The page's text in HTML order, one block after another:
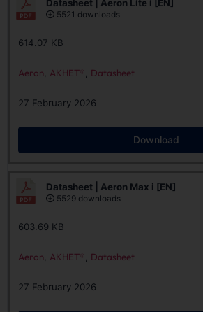
Datasheet | Aeron Lite i [EN]
5521 downloads
614.07 KB
Aeron AKHET® Datasheet
27 February 2026
Download
Datasheet | Aeron Max i [EN]
5529 downloads
603.69 KB
Aeron AKHET® Datasheet
27 February 2026